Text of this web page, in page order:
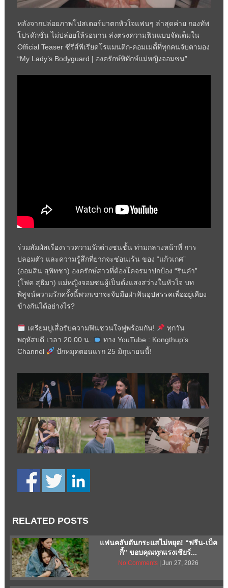
หลังจากปล่อยภาพโปสเตอร์มาตกหัวใจแฟนๆ ล่าสุดค่าย กองทัพ
โปรดักชั่น ไม่ปล่อยให้รอนาน ส่งตรงความฟินแบบจัดเต็มใน
Official Teaser ซีรีส์พีเรียดโรแมนติก-คอมเมดี้ที่ทุกคนจับตามอง
“My Lady’s Bodyguard | องครักษ์พิทักษ์แม่หญิงจอมซน”
ร่วมสัมผัสเรื่องราวความรักต่างชนชั้น ท่ามกลางหน้าที่ การ
ปลอมตัว และความรู้สึกที่ยากจะซ่อนเร้น ของ “แก้วเกศ”
(ออมสิน สุพิทชา) องครักษ์สาวที่ต้องโคจรมาปกป้อง “รินคำ”
(โฟค สุธิมา) แม่หญิงจอมซนผู้เป็นดั่งแสงสว่างในหัวใจ บท
พิสูจน์ความรักครั้งนี้พวกเขาจะจับมือฝ่าฟันอุปสรรคเพื่ออยู่เคียง
ข้างกันได้อย่างไร?
เตรียมปูเสื่อรับความฟินชวนใจฟูพร้อมกัน!
ทุกวัน
พฤหัสบดี เวลา 20.00 น.
ทาง YouTube : Kongthup’s
Channel
ปักหมุดตอนแรก 25 มิถุนายนนี้!
RELATED POSTS
แฟนคลับดันกระแสไม่หยุด! “ฟรีน-เบ็ค
กี้” ขอบคุณทุกแรงเชียร์...
No Comments | Jun 27, 2026